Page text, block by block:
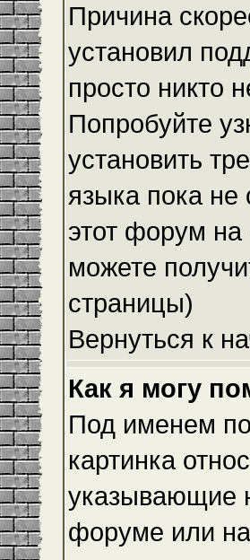
Причина
установил
просто никто
Попробуйте
установить
языка пока не
этот форум
можете
страницы)
Вернуться к
Как я могу
Под именем
картинка
указывающие
форуме или